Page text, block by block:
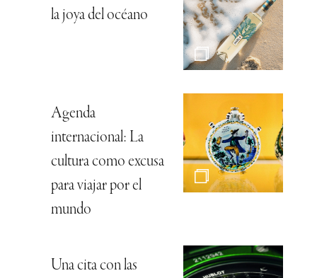
la joya del océano
Agenda
internacional: La
cultura como excusa
para viajar por el
mundo
Una cita con las